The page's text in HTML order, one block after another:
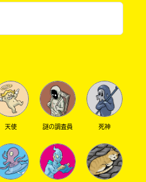
天使 謎の調査員 死神